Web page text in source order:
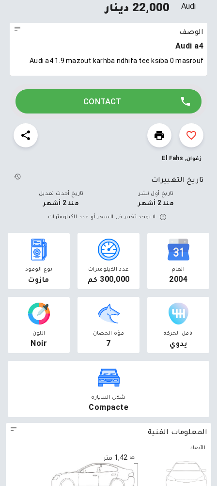
22,000 دينار
الوصف
Audi a4
Audi a4 1.9 mazout karhba ndhifa tee ksiba 0 masrouf
CONTACT
زغوان, El Fahs
تاريخ التغييرات
تاريخ أول نشر
منذ 2 أشهر
تاريخ أحدث تعديل
منذ 2 أشهر
لا يوجد تغيير في السعر أو عدد الكيلومترات
العام
2004
عدد الكيلومترات
300,000 كم
نوع الوقود
مازوت
ناقل الحركة
يدوي
قوّة الحصان
7
اللون
Noir
شكل السيارة
Compacte
المعلومات الفنية
الأبعاد
≃ 1,42 متر